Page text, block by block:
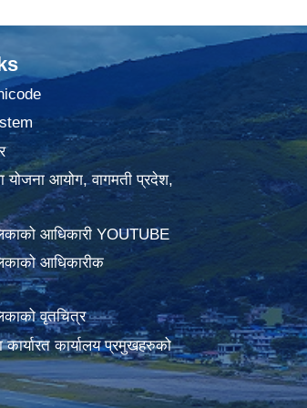
योजना आयोग, वागमती प्रदेश,
आधिकारी YOUTUBE
आधिकारीक
वृतचित्र
कार्यारत कार्यालय प्रमुखहरुको